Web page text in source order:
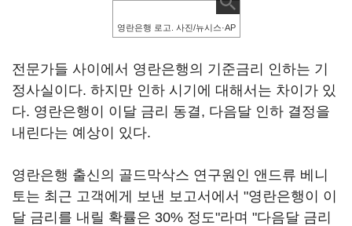
영란은행 로고. 사진/뉴시스·AP
전문가들 사이에서 영란은행의 기준금리 인하는 기
정사실이다. 하지만 인하 시기에 대해서는 차이가 있
다. 영란은행이 이달 금리 동결, 다음달 인하 결정을
내린다는 예상이 있다.
영란은행 출신의 골드막삭스 연구원인 앤드류 베니
토는 최근 고객에게 보낸 보고서에서 "영란은행이 이
달 금리를 내릴 확률은 30% 정도"라며 "다음달 금리